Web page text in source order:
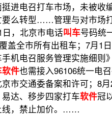
进电召打车市场，未被收
要么转型……管理与对市场
，北京市电话叫车号码统
盖全市所有出租车；7月1
机电召服务管理实施细则
件也需接入96106统一电召
市交通委备案和许可；8月
达、移步四家打车软件冠
线，禁止加价。……